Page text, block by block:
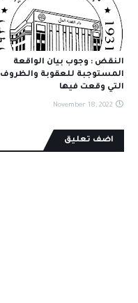
النقض : وجوب بيان الواقعة
المستوجبة للعقوبة والظروف
التي وقعت فيها
November 18, 2022
اضف تعليق